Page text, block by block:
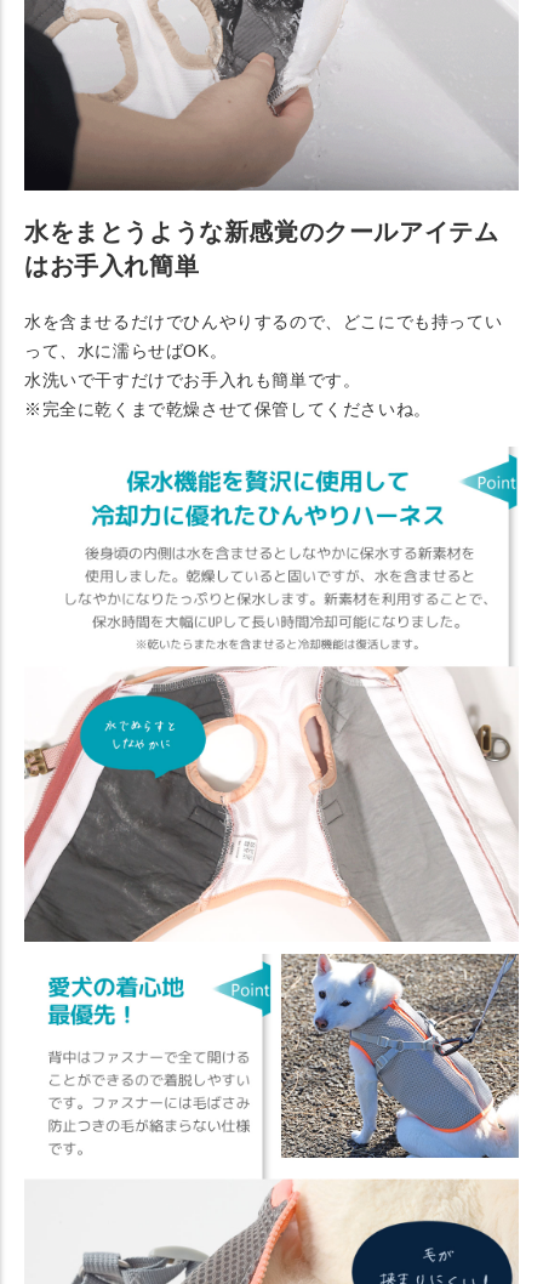
水をまとうような新感覚のクールアイテム
はお手入れ簡単
水を含ませるだけでひんやりするので、どこにでも持ってい
って、水に濡らせばOK。
水洗いで干すだけでお手入れも簡単です。
※完全に乾くまで乾燥させて保管してくださいね。